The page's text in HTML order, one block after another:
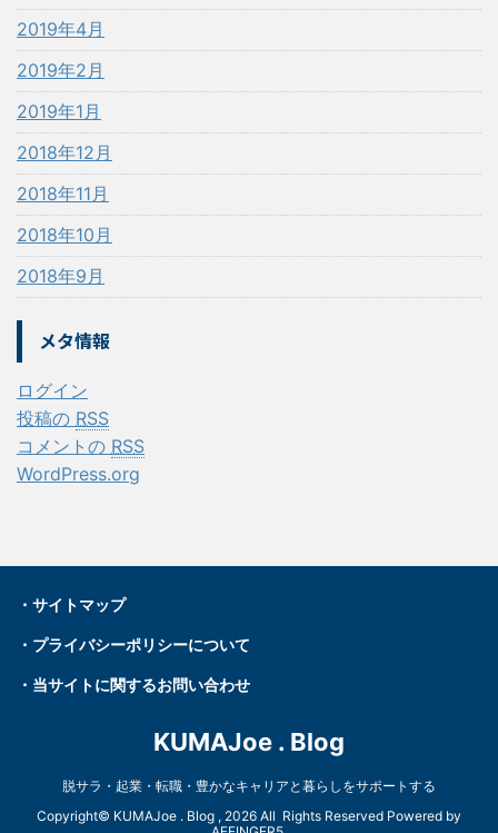
2019年4月
2019年2月
2019年1月
2018年12月
2018年11月
2018年10月
2018年9月
メタ情報
ログイン
投稿の RSS
コメントの RSS
WordPress.org
・ サイトマップ
・プライバシーポリシーについて
・ 当サイトに関するお問い合わせ
KUMAJoe . Blog
脱サラ・起業・転職・豊かなキャリアと暮らしをサポートする
Copyright© KUMAJoe . Blog , 2026 All Rights Reserved Powered by